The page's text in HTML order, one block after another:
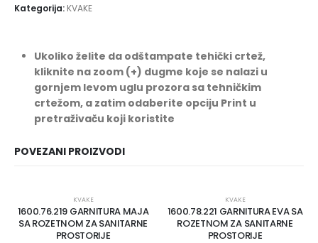
Kategorija: KVAKE
Ukoliko želite da odštampate tehički crtež,
kliknite na zoom (+) dugme koje se nalazi u
gornjem levom uglu prozora sa tehničkim
crtežom, a zatim odaberite opciju Print u
pretraživaču koji koristite
POVEZANI PROIZVODI
KVAKE
1600.76.219 GARNITURA MAJA
SA ROZETNOM ZA SANITARNE
PROSTORIJE
KVAKE
1600.78.221 GARNITURA EVA SA
ROZETNOM ZA SANITARNE
PROSTORIJE